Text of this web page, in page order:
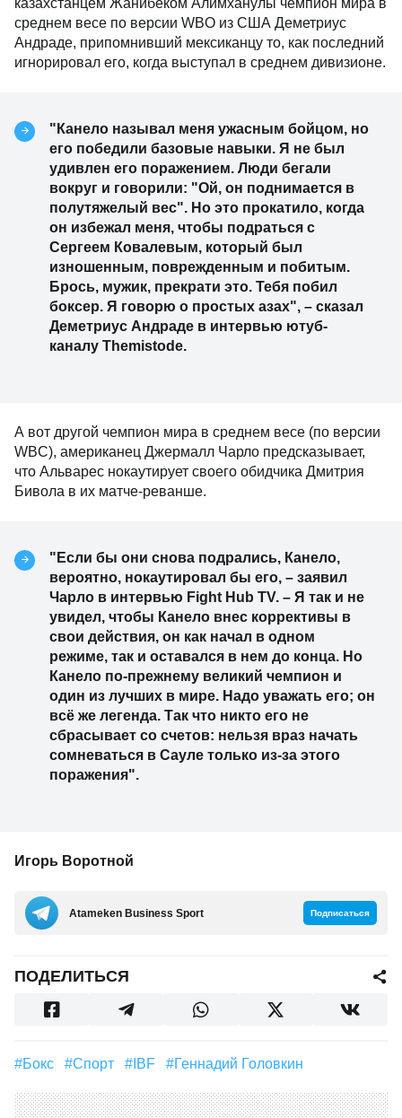
казахстанцем Жанибеком Алимханулы чемпион мира в
среднем весе по версии WBO из США Деметриус
Андраде, припомнивший мексиканцу то, как последний
игнорировал его, когда выступал в среднем дивизионе.
"Канело называл меня ужасным бойцом, но
его победили базовые навыки. Я не был
удивлен его поражением. Люди бегали
вокруг и говорили: "Ой, он поднимается в
полутяжелый вес". Но это прокатило, когда
он избежал меня, чтобы подраться с
Сергеем Ковалевым, который был
изношенным, поврежденным и побитым.
Брось, мужик, прекрати это. Тебя побил
боксер. Я говорю о простых азах", – сказал
Деметриус Андраде в интервью ютуб-
каналу Themistode.
А вот другой чемпион мира в среднем весе (по версии
WBC), американец Джермалл Чарло предсказывает,
что Альварес нокаутирует своего обидчика Дмитрия
Бивола в их матче-реванше.
"Если бы они снова подрались, Канело,
вероятно, нокаутировал бы его, – заявил
Чарло в интервью Fight Hub TV. – Я так и не
увидел, чтобы Канело внес коррективы в
свои действия, он как начал в одном
режиме, так и оставался в нем до конца. Но
Канело по-прежнему великий чемпион и
один из лучших в мире. Надо уважать его; он
всё же легенда. Так что никто его не
сбрасывает со счетов: нельзя враз начать
сомневаться в Сауле только из-за этого
поражения".
Игорь Воротной
Аtameken Business Sport Подписаться
ПОДЕЛИТЬСЯ
#Бокс #Спорт #IBF #Геннадий Головкин